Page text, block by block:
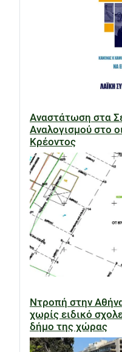
Αναστάτωση στα
Αναλογισμού στο
Κρέοντος
Ντροπή στην
χωρίς ειδικό
δήμο της χώρας